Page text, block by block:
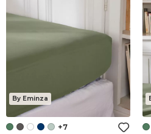
By Eminza
+7